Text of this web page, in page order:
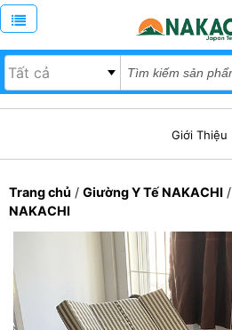
Giới Thiệu
Trang chủ / Giường Y Tế NAKACHI /
NAKACHI